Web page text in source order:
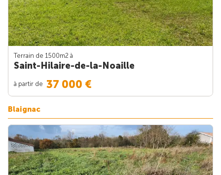
Terrain de 1500m2 à
Saint-Hilaire-de-la-Noaille
à partir de 37 000 €
Blaignac